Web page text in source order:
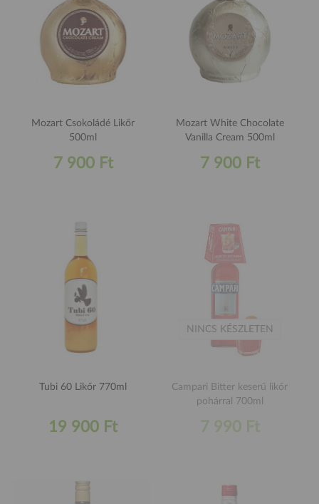
Mozart Csokoládé Likőr
500ml
7 900 Ft
Mozart White Chocolate
Vanilla Cream 500ml
7 900 Ft
Tubi 60 Likőr 770ml
19 900 Ft
NINCS KÉSZLETEN
Campari Bitter keserű likőr
pohárral 700ml
7 990 Ft